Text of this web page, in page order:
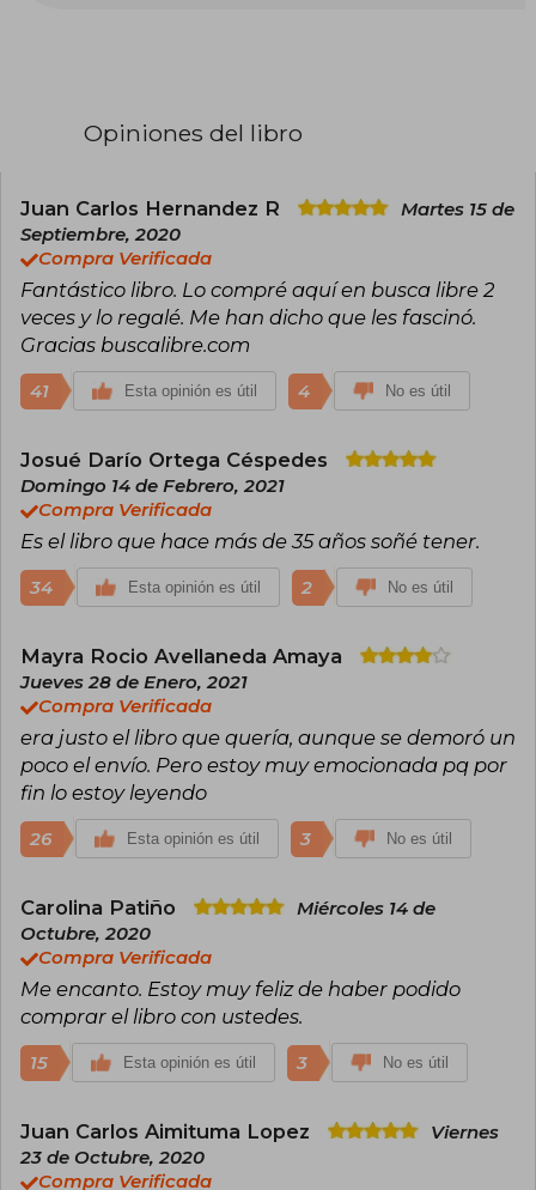
como novelista, compositora y ensayista.
publica la novela Candy Candy Final Story (en
dos volúmenes), en japonés, por Shodensha inc
La cual aún no tiene traducción autorizada, cuyo
primer volumen cuanta la historia que
conocemos y el segundo se basa en cartas y
textos narrados por la misma Candy.
Opiniones del libro
Juan Carlos Hernandez R
Martes 15 de
Septiembre, 2020
Compra Verificada
Fantástico libro. Lo compré aquí en busca libre 2
veces y lo regalé. Me han dicho que les fascinó.
Gracias buscalibre.com
41 Esta opinión es útil 4 No es útil
Josué Darío Ortega Céspedes
Domingo 14 de Febrero, 2021
Compra Verificada
Es el libro que hace más de 35 años soñé tener.
34 Esta opinión es útil 2 No es útil
Mayra Rocio Avellaneda Amaya
Jueves 28 de Enero, 2021
Compra Verificada
era justo el libro que quería, aunque se demoró un
poco el envío. Pero estoy muy emocionada pq por
fin lo estoy leyendo
26 Esta opinión es útil 3 No es útil
Carolina Patiño
Miércoles 14 de
Octubre, 2020
Compra Verificada
Me encanto. Estoy muy feliz de haber podido
comprar el libro con ustedes.
15 Esta opinión es útil 3 No es útil
Juan Carlos Aimituma Lopez
Viernes
23 de Octubre, 2020
Compra Verificada